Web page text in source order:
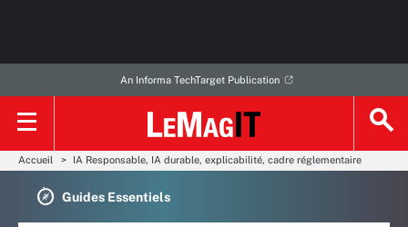
An Informa TechTarget Publication
Accueil IA Responsable, IA durable, explicabilité, cadre réglementaire
Guides Essentiels